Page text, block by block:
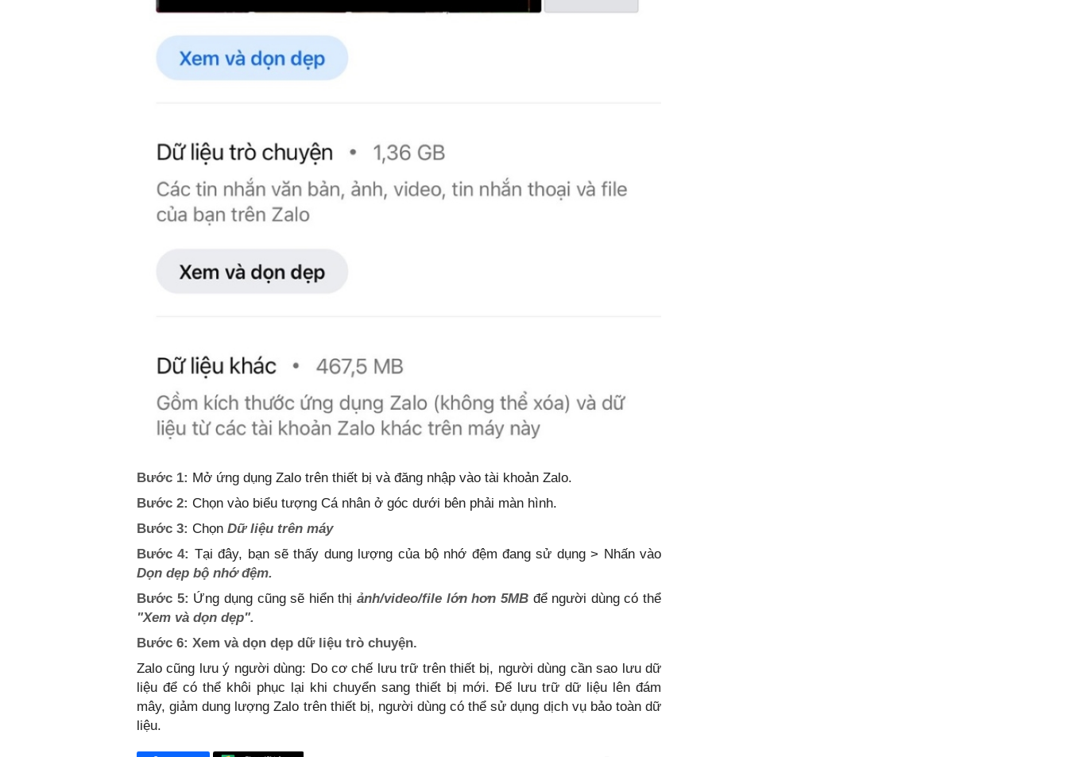
Bước 1: Mở ứng dụng Zalo trên thiết bị và đăng nhập vào tài khoản Zalo.
Bước 2: Chọn vào biểu tượng Cá nhân ở góc dưới bên phải màn hình.
Bước 3: Chọn Dữ liệu trên máy
Bước 4: Tại đây, bạn sẽ thấy dung lượng của bộ nhớ đệm đang sử dụng > Nhấn vào
Dọn dẹp bộ nhớ đệm.
Bước 5: Ứng dụng cũng sẽ hiển thị ảnh/video/file lớn hơn 5MB để người dùng có thể
"Xem và dọn dẹp".
Bước 6: Xem và dọn dẹp dữ liệu trò chuyện.
Zalo cũng lưu ý người dùng: Do cơ chế lưu trữ trên thiết bị, người dùng cần sao lưu dữ
liệu để có thể khôi phục lại khi chuyển sang thiết bị mới. Để lưu trữ dữ liệu lên đám
mây, giảm dung lượng Zalo trên thiết bị, người dùng có thể sử dụng dịch vụ bảo toàn dữ
liệu.